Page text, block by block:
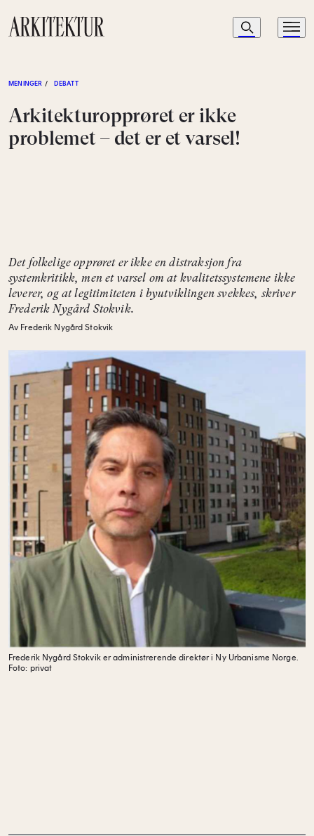
Navigasjon
Søk Meny
MENINGER / DEBATT
Arkitekturopprøret er ikke
problemet – det er et varsel!
Det folkelige opprøret er ikke en distraksjon fra
systemkritikk, men et varsel om at kvalitetssystemene ikke
leverer, og at legitimiteten i byutviklingen svekkes, skriver
Frederik Nygård Stokvik.
Av Frederik Nygård Stokvik
Frederik Nygård Stokvik er administrerende direktør i Ny Urbanisme Norge.
Foto: privat